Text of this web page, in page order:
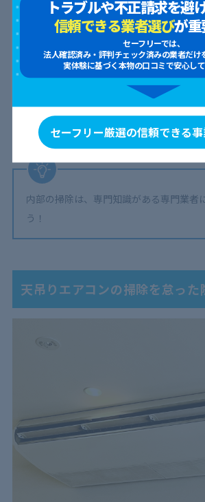
きなくなったりするため、必要最低限の分解
自分では内部掃除をしない
自分で掃除できる
ルターのみ。内部にも汚れは溜まりますが、
要なので、自分では作業しないのが基本で
内部の掃除は、専門知識がある専門業者
う！
天吊りエアコンの掃除を怠った
トラブルや不正請求を避
信頼できる業者選びが重
セーフリーでは、
法人確認済み・評判チェック済みの業者だけ
実体験に基づく本物の口コミで安心して
セーフリー厳選の信頼できる